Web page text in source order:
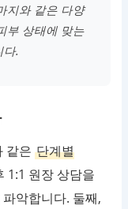
지와 같은 다양
부 상태에 맞는
.
같은단계별
1:1 원장 상담을
악합니다. 둘째,